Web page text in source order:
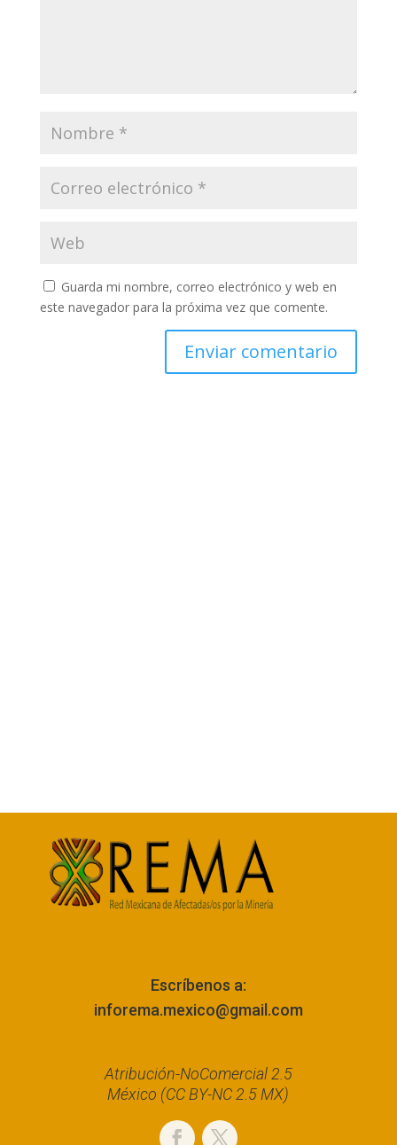
Guarda mi nombre, correo electrónico y web en
este navegador para la próxima vez que comente.
Escríbenos a:
inforema.mexico@gmail.com
Atribución-NoComercial 2.5
México (CC BY-NC 2.5 MX)